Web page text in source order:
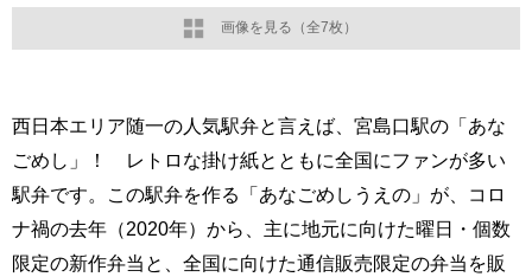
画像を見る（全7枚）
西日本エリア随一の人気駅弁と言えば、宮島口駅の「あな
ごめし」！ レトロな掛け紙とともに全国にファンが多い
駅弁です。この駅弁を作る「あなごめしうえの」が、コロ
ナ禍の去年（2020年）から、主に地元に向けた曜日・個数
限定の新作弁当と、全国に向けた通信販売限定の弁当を販